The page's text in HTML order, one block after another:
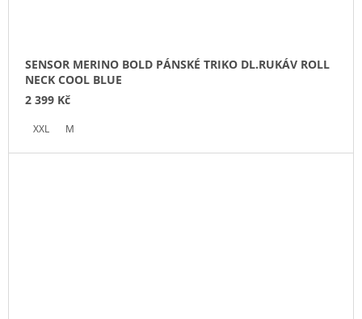
SENSOR MERINO BOLD PÁNSKÉ TRIKO DL.RUKÁV ROLL
NECK COOL BLUE
2 399 Kč
XXL M